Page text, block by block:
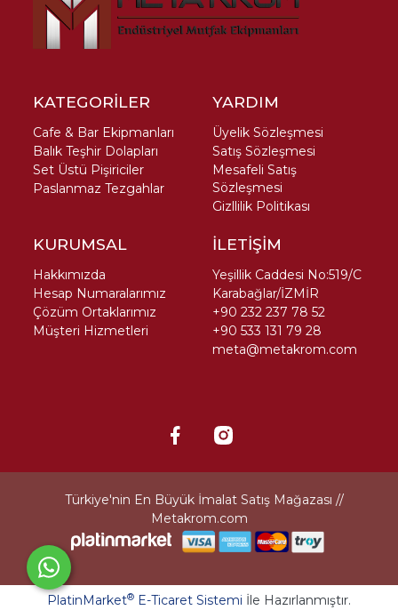
KATEGORİLER
Cafe & Bar Ekipmanları
Balık Teşhir Dolapları
Set Üstü Pişiriciler
Paslanmaz Tezgahlar
YARDIM
Üyelik Sözleşmesi
Satış Sözleşmesi
Mesafeli Satış
Sözleşmesi
Gizllilik Politikası
KURUMSAL
Hakkımızda
Hesap Numaralarımız
Çözüm Ortaklarımız
Müşteri Hizmetleri
İLETİŞİM
Yeşillik Caddesi No:519/C
Karabağlar/İZMİR
+90 232 237 78 52
+90 533 131 79 28
meta@metakrom.com
Türkiye'nin En Büyük İmalat Satış Mağazası //
Metakrom.com
PlatinMarket® E-Ticaret Sistemi İle Hazırlanmıştır.